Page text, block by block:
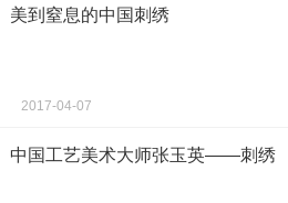
美到窒息的中国刺绣
2017-04-07
中国工艺美术大师张玉英——刺绣